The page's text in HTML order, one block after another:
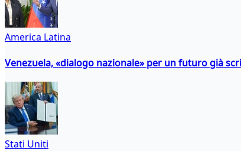
America Latina
Venezuela, «dialogo nazionale» per un futuro già
Stati Uniti